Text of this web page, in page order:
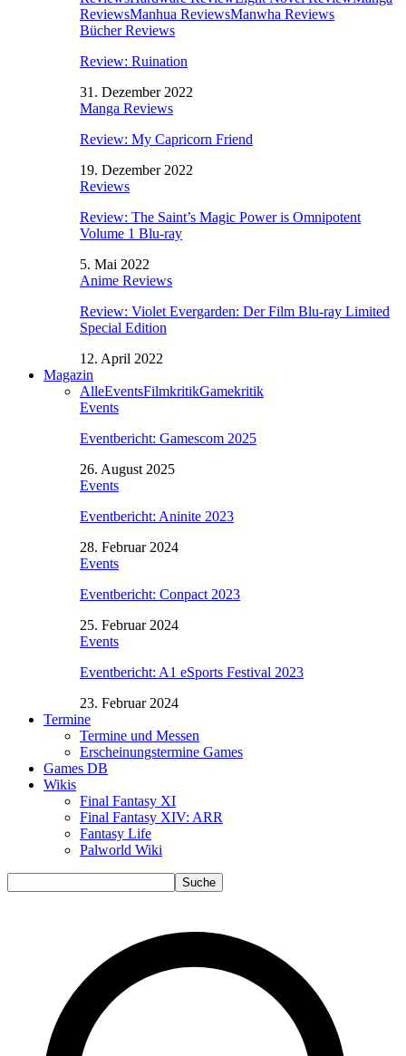
ReviewsManhua ReviewsManwha Reviews
Bücher Reviews
Review: Ruination
31. Dezember 2022
Manga Reviews
Review: My Capricorn Friend
19. Dezember 2022
Reviews
Review: The Saint’s Magic Power is Omnipotent
Volume 1 Blu-ray
5. Mai 2022
Anime Reviews
Review: Violet Evergarden: Der Film Blu-ray Limited
Special Edition
12. April 2022
Magazin
AlleEventsFilmkritikGamekritik
Events
Eventbericht: Gamescom 2025
26. August 2025
Events
Eventbericht: Aninite 2023
28. Februar 2024
Events
Eventbericht: Conpact 2023
25. Februar 2024
Events
Eventbericht: A1 eSports Festival 2023
23. Februar 2024
Termine
Termine und Messen
Erscheinungstermine Games
Games DB
Wikis
Final Fantasy XI
Final Fantasy XIV: ARR
Fantasy Life
Palworld Wiki
Suche